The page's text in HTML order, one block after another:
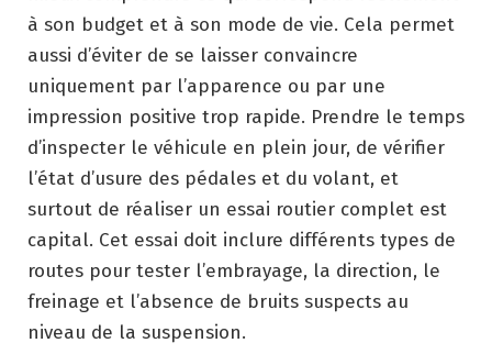
à son budget et à son mode de vie. Cela permet
aussi d’éviter de se laisser convaincre
uniquement par l’apparence ou par une
impression positive trop rapide. Prendre le temps
d’inspecter le véhicule en plein jour, de vérifier
l’état d’usure des pédales et du volant, et
surtout de réaliser un essai routier complet est
capital. Cet essai doit inclure différents types de
routes pour tester l’embrayage, la direction, le
freinage et l’absence de bruits suspects au
niveau de la suspension.